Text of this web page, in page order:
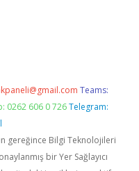
Teams:
0262 606 0 726 Telegram:
gereğince Bilgi Teknolojileri
bir Yer Sağlayıcı